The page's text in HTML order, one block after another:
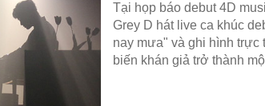
Tại họp báo debut 4D
Grey D hát live ca khúc
nay mưa" và ghi hình trực
biến khán giả trở thành